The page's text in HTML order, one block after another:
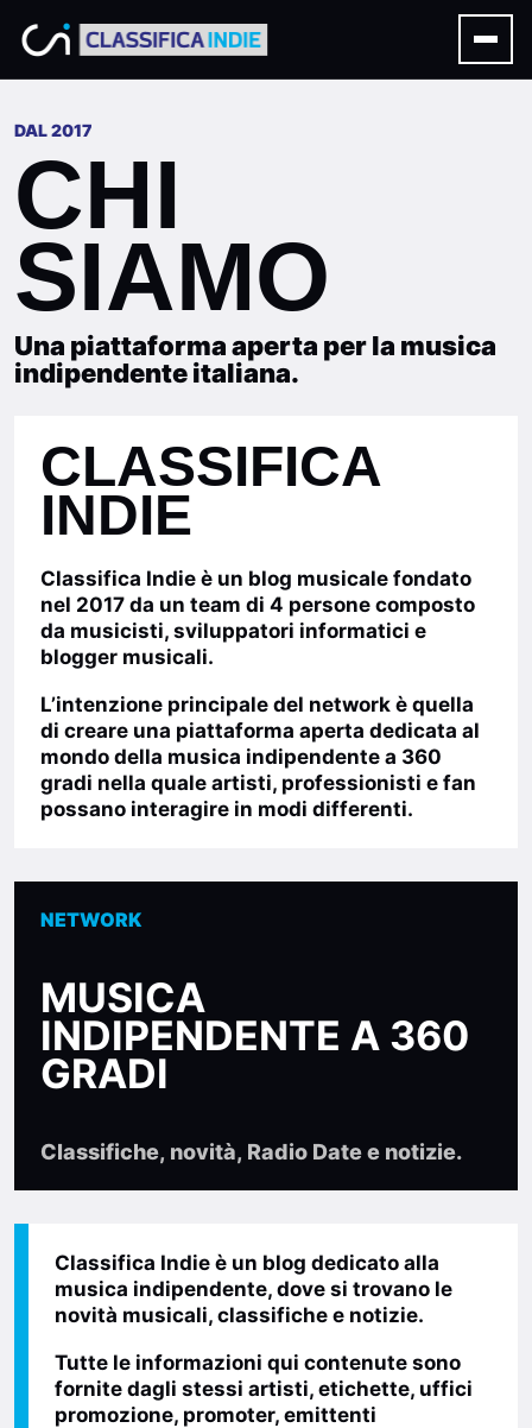
DAL 2017
CHI
SIAMO
Una piattaforma aperta per la musica
indipendente italiana.
CLASSIFICA
INDIE
Classifica Indie è un blog musicale fondato
nel 2017 da un team di 4 persone composto
da musicisti, sviluppatori informatici e
blogger musicali.
L’intenzione principale del network è quella
di creare una piattaforma aperta dedicata al
mondo della musica indipendente a 360
gradi nella quale artisti, professionisti e fan
possano interagire in modi differenti.
NETWORK
MUSICA
INDIPENDENTE A 360
GRADI
Classifiche, novità, Radio Date e notizie.
Classifica Indie è un blog dedicato alla
musica indipendente, dove si trovano le
novità musicali, classifiche e notizie.
Tutte le informazioni qui contenute sono
fornite dagli stessi artisti, etichette, uffici
promozione, promoter, emittenti